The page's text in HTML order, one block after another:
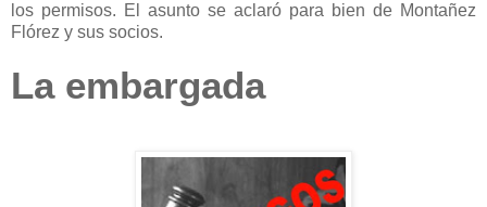
los permisos. El asunto se aclaró para bien de Montañez
Flórez y sus socios.
La embargada